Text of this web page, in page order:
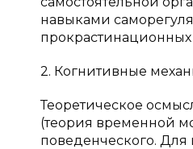
навыками
прокрастинационных
2. Когнитивные
Теоретическое
(теория временной
поведенческого. Для